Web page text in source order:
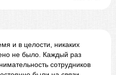
и в целости, никаких
не было. Каждый раз
сотрудников